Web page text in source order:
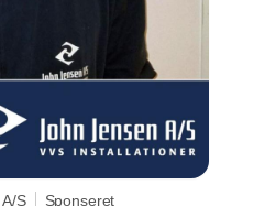
S Sponseret